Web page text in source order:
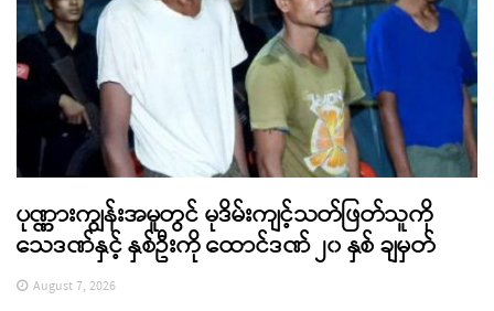
ပုဏ္ဏားကျွန်းအမှုတွင် မုဒိမ်းကျင့်သတ်ဖြတ်သူကို
သေဒဏ်နှင့် နှစ်ဦးကို ထောင်ဒဏ် ၂၀ နှစ် ချမှတ်
August 7, 2026